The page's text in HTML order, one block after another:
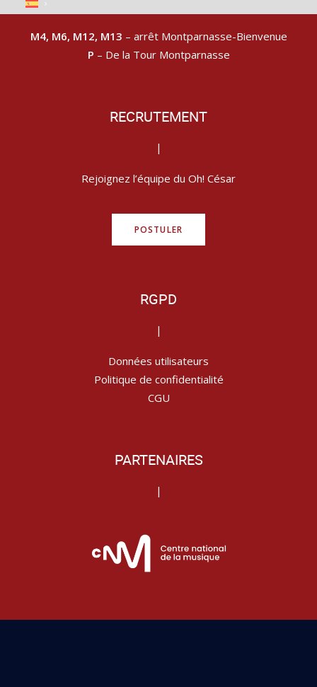
M4, M6, M12, M13 – arrêt Montparnasse-Bienvenue
P – De la Tour Montparnasse
RECRUTEMENT
|
Rejoignez l’équipe du Oh! César
POSTULER
RGPD
|
Données utilisateurs
Politique de confidentialité
CGU
PARTENAIRES
|